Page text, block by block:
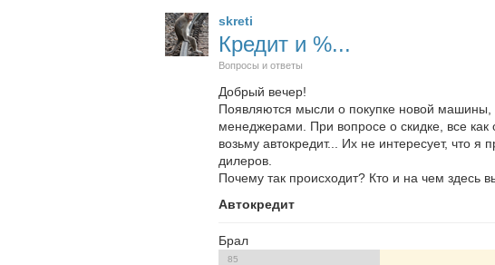
skreti
Кредит и %...
Вопросы и ответы
Добрый вечер!
Появляются мысли о покупке новой
менеджерами. При вопросе о скидке, все как
возьму автокредит... Их не интересует, что
дилеров.
Почему так происходит? Кто и на чем здесь
Автокредит
Брал
85